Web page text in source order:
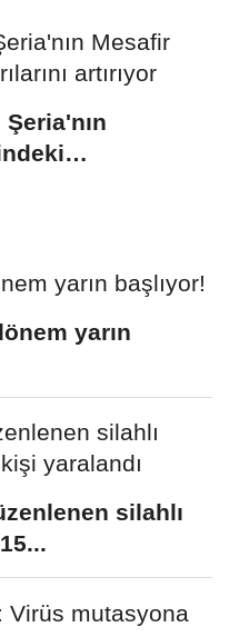
yarın
silahlı